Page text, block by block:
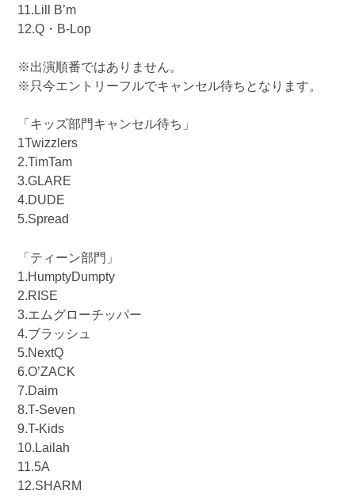
11.Lill B’m
12.Q・B-Lop
※出演順番ではありません。
※只今エントリーフルでキャンセル待ちとなります。
「キッズ部門キャンセル待ち」
1Twizzlers
2.TimTam
3.GLARE
4.DUDE
5.Spread
「ティーン部門」
1.HumptyDumpty
2.RISE
3.エムグローチッパー
4.ブラッシュ
5.NextQ
6.O’ZACK
7.Daim
8.T-Seven
9.T-Kids
10.Lailah
11.5A
12.SHARM